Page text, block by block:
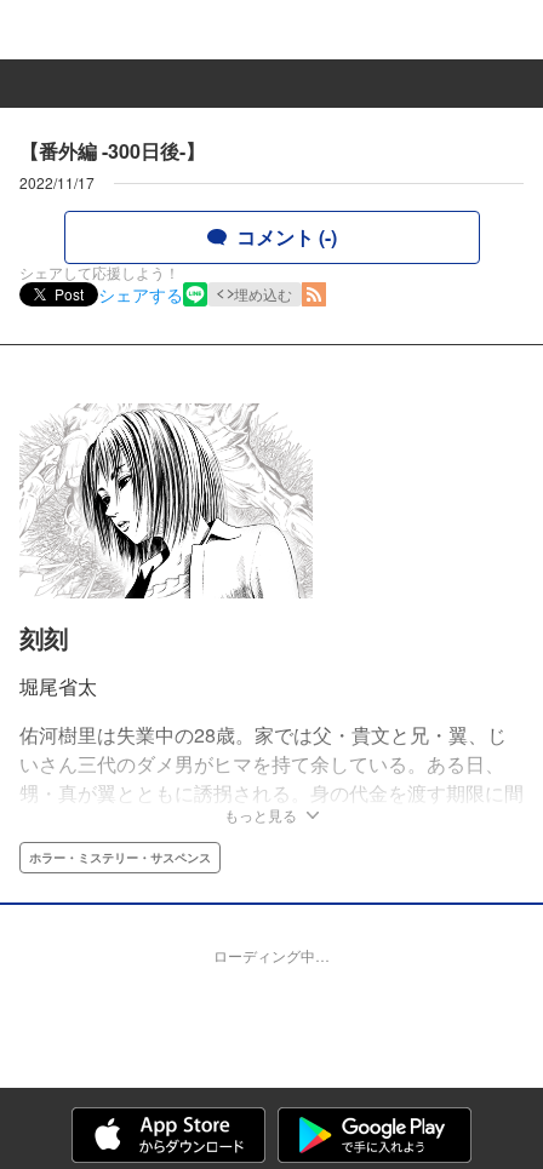
【番外編 -300日後-】
2022/11/17
コメント (-)
シェアして応援しよう！
Post
シェアする 埋め込む
刻刻
堀尾省太
佑河樹里は失業中の28歳。家では父・貴文と兄・翼、じ
いさん三代のダメ男がヒマを持て余している。ある日、
甥・真が翼とともに誘拐される。身の代金を渡す期限に間
に合わなくなった時、じいさんは佑河家に代々伝わるとい
う「止界術」を使い、世界を“止めた”。 だがあり得ないこ
とに、救出に向かった先で樹里たちは自分たちの以外
の“動く”人間に襲撃される。そしてパニックの中、異形の
もっと見る
ホラー・ミステリー・サスペンス
ローディング中…